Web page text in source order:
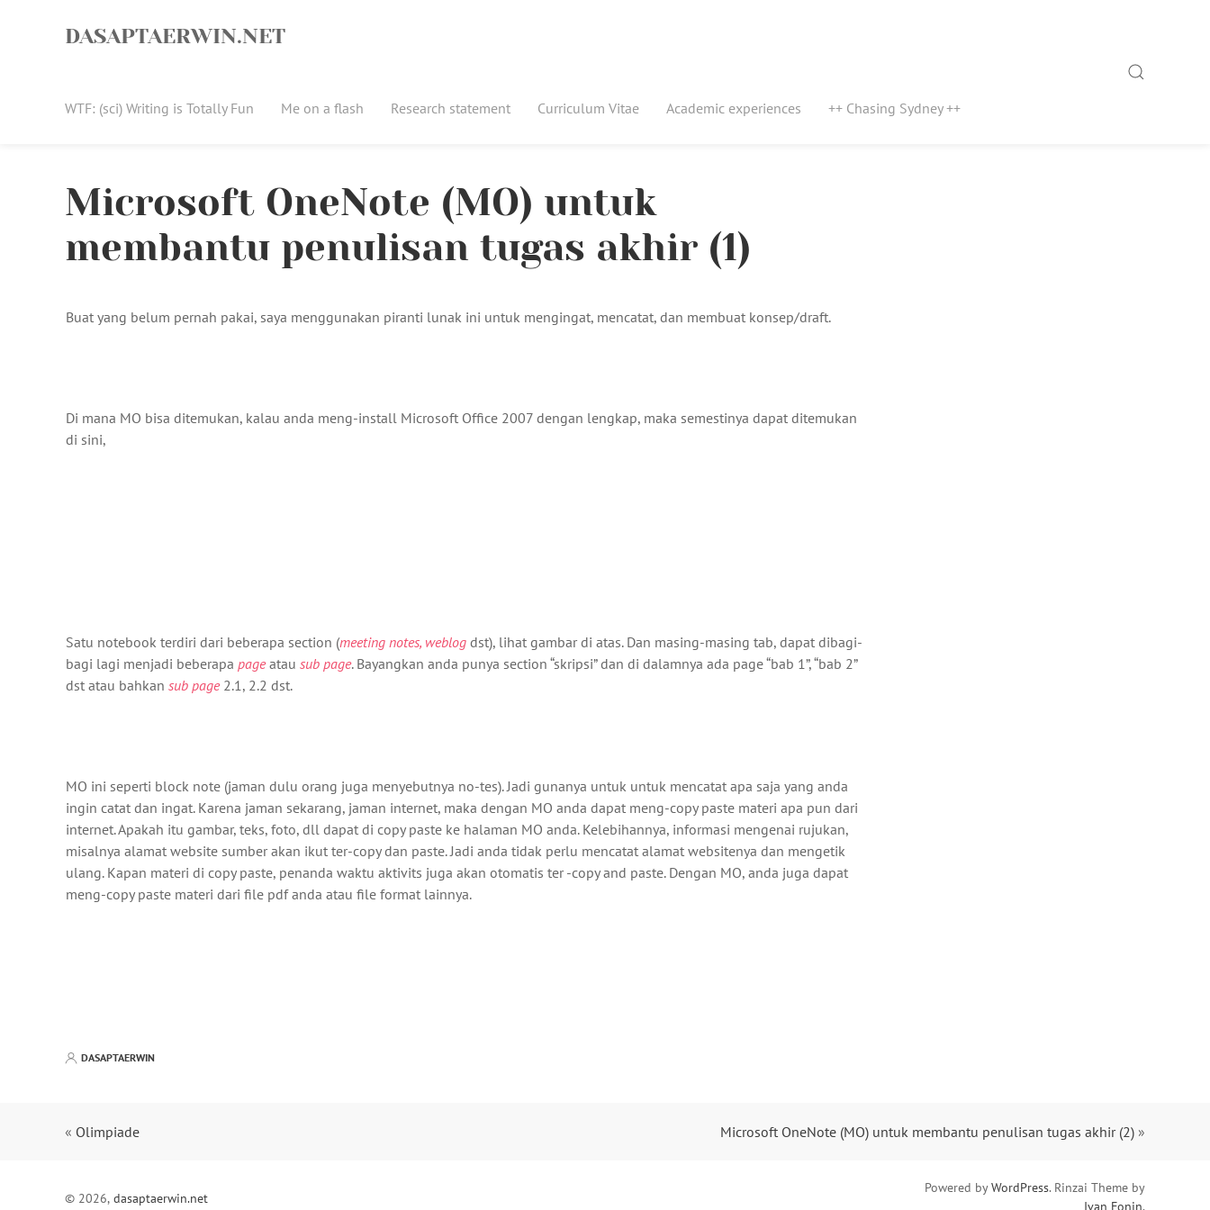
DASAPTAERWIN.NET
WTF: (sci) Writing is Totally Fun Me on a flash Research statement Curriculum Vitae Academic experiences ++ Chasing Sydney ++
Search
Microsoft OneNote (MO) untuk
membantu penulisan tugas akhir (1)
Buat yang belum pernah pakai, saya menggunakan piranti lunak ini untuk mengingat, mencatat, dan membuat konsep/draft.
Di mana MO bisa ditemukan, kalau anda meng-install Microsoft Office 2007 dengan lengkap, maka semestinya dapat ditemukan
di sini,
Satu notebook terdiri dari beberapa section (meeting notes, weblog dst), lihat gambar di atas. Dan masing-masing tab, dapat dibagi-
bagi lagi menjadi beberapapageatausub page. Bayangkan anda punya section “skripsi” dan di dalamnya ada page “bab 1”, “bab 2”
dst atau bahkansub page2.1, 2.2 dst.
MO ini seperti block note (jaman dulu orang juga menyebutnya no-tes). Jadi gunanya untuk untuk mencatat apa saja yang anda
ingin catat dan ingat. Karena jaman sekarang, jaman internet, maka dengan MO anda dapat meng-copy paste materi apa pun dari
internet. Apakah itu gambar, teks, foto, dll dapat di copy paste ke halaman MO anda. Kelebihannya, informasi mengenai rujukan,
misalnya alamat website sumber akan ikut ter-copy dan paste. Jadi anda tidak perlu mencatat alamat websitenya dan mengetik
ulang. Kapan materi di copy paste, penanda waktu aktivits juga akan otomatis ter -copy and paste. Dengan MO, anda juga dapat
meng-copy paste materi dari file pdf anda atau file format lainnya.
DASAPTAERWIN
« Olimpiade Microsoft OneNote (MO) untuk membantu penulisan tugas akhir (2) »
© 2026, dasaptaerwin.net
Powered byWordPress. Rinzai Theme by
Ivan Fonin.